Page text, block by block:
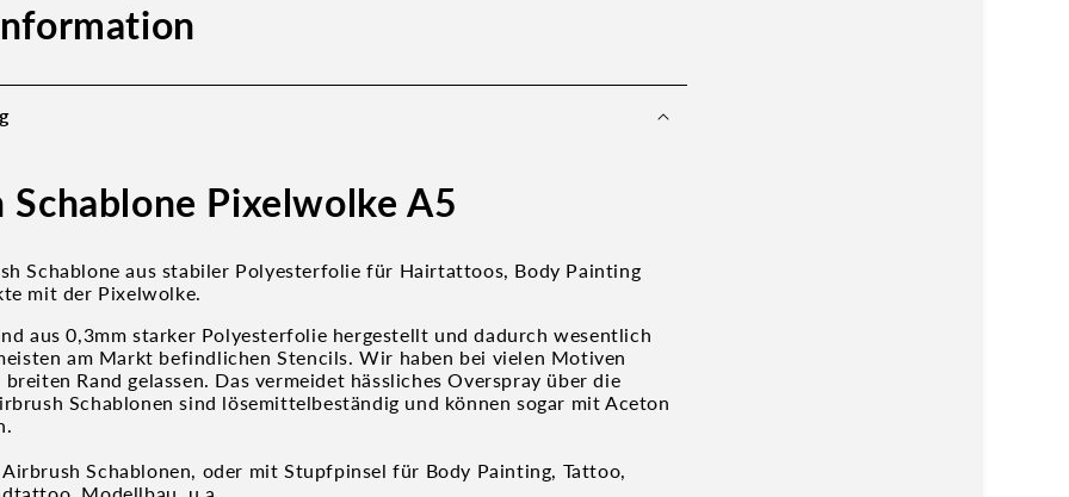
Schablone Pixelwolke A5
Schablone aus stabiler Polyesterfolie für Hairtattoos, Body Painting
mit der Pixelwolke.
aus 0,3mm starker Polyesterfolie hergestellt und dadurch wesentlich
am Markt befindlichen Stencils. Wir haben bei vielen Motiven
breiten Rand gelassen. Das vermeidet hässliches Overspray über die
Schablonen sind lösemittelbeständig und können sogar mit Aceton
Schablonen, oder mit Stupfpinsel für Body Painting, Tattoo,
Modellbau, u.a.